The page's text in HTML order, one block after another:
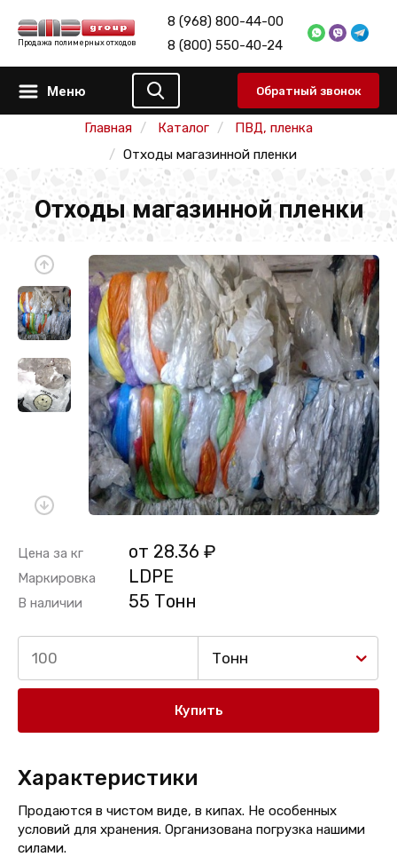
Продажа полимерных отходов
8 (968) 800-44-00
8 (800) 550-40-24
Меню Обратный звонок
Главная Каталог
ПВД, пленка
Отходы магазинной пленки
Отходы магазинной пленки
Цена за кг от 28.36 ₽
Маркировка LDPE
В наличии 55 Тонн
Тонн
Купить
Характеристики
Продаются в чистом виде, в кипах. Не особенных
условий для хранения. Организована погрузка нашими
силами.